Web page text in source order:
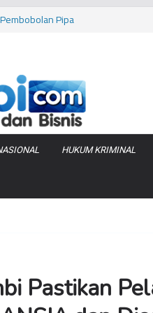
Pipa
Produksi Air
Jabung
HUKUM KRIMINAL
Pastikan